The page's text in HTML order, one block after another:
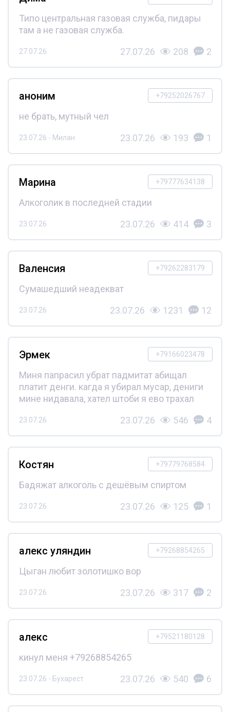
Типо центральная газовая служба, пидары
там а не газовая служба.
27.07.26 27.07.26 208 2
+79252026767
аноним
не брать, мутный чел
23.07.26 - Милан 23.07.26 193 1
+79777634138
Марина
Алкоголик в последней стадии
23.07.26 23.07.26 414 3
+79262283179
Валенсия
Сумашедший неадекват
23.07.26 23.07.26 1231 12
+79166023478
Эрмек
Миня папрасил убрат падмитат абищал
платит денги. кагда я убирал мусар, дениги
мине нидавала, хател штоби я ево трахал
23.07.26 23.07.26 546 4
+79779768584
Костян
Бадяжат алкоголь с дешёвым спиртом
23.07.26 23.07.26 125 1
+79268854265
алекс уляндин
Цыган любит золотишко вор
23.07.26 23.07.26 317 2
+79521180128
алекс
кинул меня +79268854265
23.07.26 - Бухарест 23.07.26 540 6